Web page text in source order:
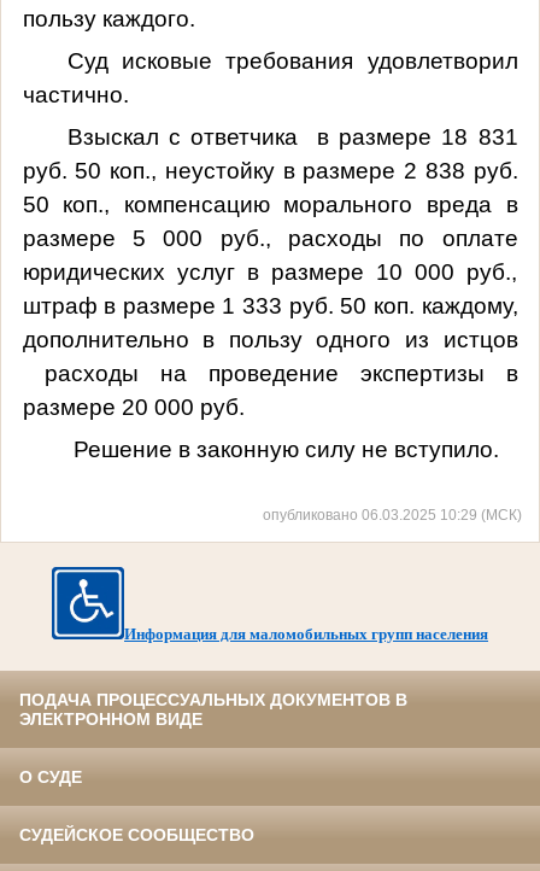
пользу каждого.
Суд исковые требования удовлетворил
частично.
Взыскал с ответчика в размере 18 831
руб. 50 коп., неустойку в размере 2 838 руб.
50 коп., компенсацию морального вреда в
размере 5 000 руб., расходы по оплате
юридических услуг в размере 10 000 руб.,
штраф в размере 1 333 руб. 50 коп. каждому,
дополнительно в пользу одного из истцов
расходы на проведение экспертизы в
размере 20 000 руб.
Решение в законную силу не вступило.
опубликовано 06.03.2025 10:29 (МСК)
Информация для маломобильных групп населения
ПОДАЧА ПРОЦЕССУАЛЬНЫХ ДОКУМЕНТОВ В
ЭЛЕКТРОННОМ ВИДЕ
О СУДЕ
СУДЕЙСКОЕ СООБЩЕСТВО